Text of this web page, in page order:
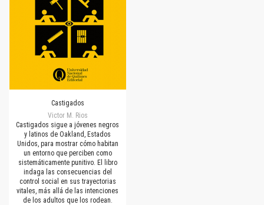
Castigados
Victor M. Rios
Castigados sigue a jóvenes negros
y latinos de Oakland, Estados
Unidos, para mostrar cómo habitan
un entorno que perciben como
sistemáticamente punitivo. El libro
indaga las consecuencias del
control social en sus trayectorias
vitales, más allá de las intenciones
de los adultos que los rodean.